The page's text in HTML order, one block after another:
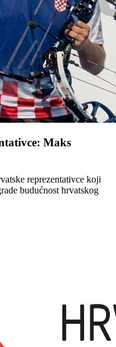
Maks
reprezentativce koji
budućnost hrvatskog